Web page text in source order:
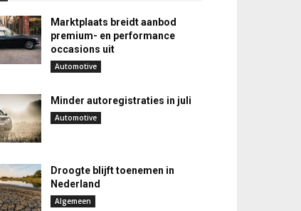
Marktplaats breidt aanbod
premium- en performance
occasions uit
Automotive
Minder autoregistraties in juli
Automotive
Droogte blijft toenemen in
Nederland
Algemeen